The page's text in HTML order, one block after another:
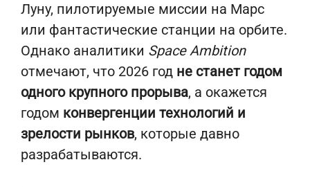
Луну, пилотируемые миссии на Марс
или фантастические станции на орбите.
Однако аналитики Space Ambition
отмечают, что 2026 год не станет годом
одного крупного прорыва, а окажется
годом конвергенции технологий и
зрелости рынков, которые давно
разрабатываются.